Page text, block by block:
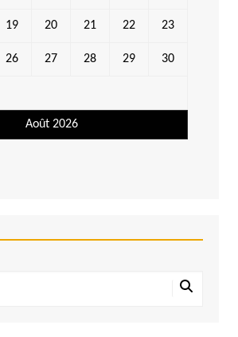
Août 2026
19 20 21 22 23
26 27 28 29 30